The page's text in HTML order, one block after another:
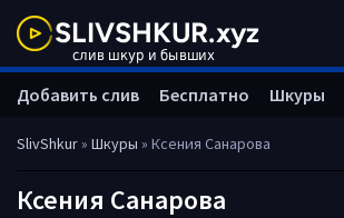
SlivShkur» Шкуры » Ксения Санарова
Ксения Санарова
Добавить слив Бесплатно Шкуры